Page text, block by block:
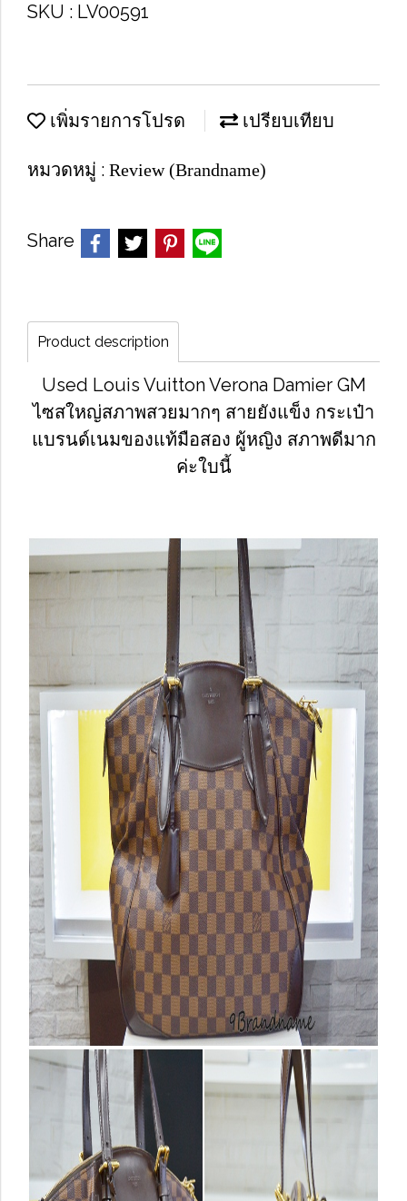
SKU : LV00591
เพิ่มรายการโปรด เปรียบเทียบ
หมวดหมู่ : Review (Brandname)
Share
Product description
Used Louis Vuitton Verona Damier GM
ไซสใหญ่สภาพสวยมากๆ สายยังแข็ง กระเป๋า
แบรนด์เนมของแท้มือสอง ผู้หญิง สภาพดีมาก
ค่ะใบนี้